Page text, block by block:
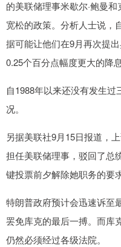
的美联储理事米歇尔·鲍曼
宽松的政策。分析人士说，
据可能让他们在9月再次提
0.25个百分点幅度更大的降息
自1988年以来还没有发生
况。
另据美联社9月15日报道，
担任美联储理事，驳回了总
键投票前夕解除她职务的要求
特朗普政府预计会迅速诉至
罢免库克的最后一搏。而库
仍然必须经过各级法院。